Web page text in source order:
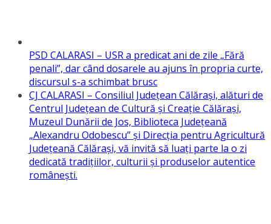
PSD CALARASI – USR a predicat ani de zile „Fără
penali”, dar când dosarele au ajuns în propria curte,
discursul s-a schimbat brusc
CJ CALARASI – Consiliul Județean Călărași, alături de
Centrul Județean de Cultură și Creație Călărași,
Muzeul Dunării de Jos, Biblioteca Județeană
„Alexandru Odobescu” și Direcția pentru Agricultură
Județeană Călărași, vă invită să luați parte la o zi
dedicată tradițiilor, culturii și produselor autentice
românești.